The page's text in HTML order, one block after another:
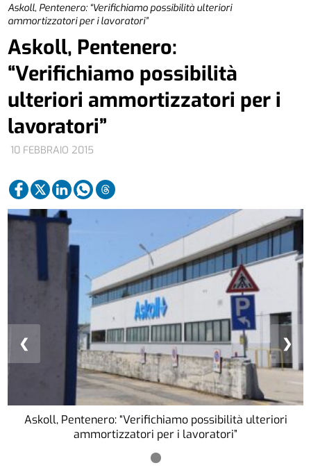
Askoll, Pentenero: “Verifichiamo possibilità ulteriori
ammortizzatori per i lavoratori”
10 FEBBRAIO 2015
Askoll, Pentenero:
“Verifichiamo possibilità
ulteriori ammortizzatori per i
lavoratori”
Askoll, Pentenero: “Verifichiamo possibilità ulteriori
ammortizzatori per i lavoratori”
❮ ❯